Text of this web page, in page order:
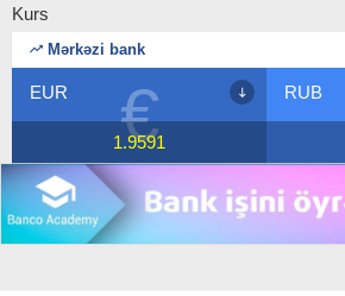
Kurs
Mərkəzi bank
€
EUR
1.9591
RUB